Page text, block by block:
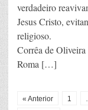
verdadeiro
Jesus Cristo,
religioso. Este
Corrêa de Oliveira
Roma […]
« Anterior 1